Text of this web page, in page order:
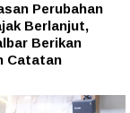
Perubahan
Berlanjut,
Berikan
Catatan